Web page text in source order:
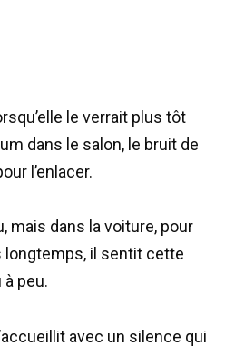
le verrait plus tôt
dans le salon, le bruit de
l’enlacer.
mais dans la voiture, pour
longtemps, il sentit cette
peu.
avec un silence qui